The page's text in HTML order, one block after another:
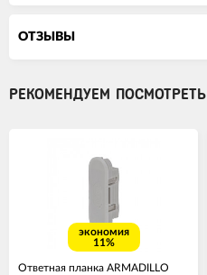
ОТЗЫВЫ
РЕКОМЕНДУЕМ ПОСМОТРЕТЬ
экономия
11%
Ответная планка ARMADILLO